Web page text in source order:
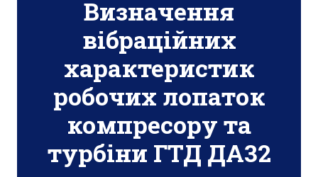
Визначення
вібраційних
характеристик
робочих лопаток
компресору та
турбіни ГТД ДА32